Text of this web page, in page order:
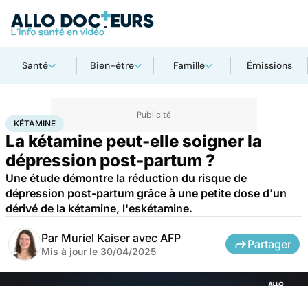
Santé Bien-être Famille Émissions
AccueilBien-être Kétamine
KÉTAMINE
La kétamine peut-elle soigner la
dépression post-partum ?
Une étude démontre la réduction du risque de
dépression post-partum grâce à une petite dose d'un
dérivé de la kétamine, l'eskétamine.
Par Muriel Kaiser avec AFP
Mis à jour le 30/04/2025
Partager